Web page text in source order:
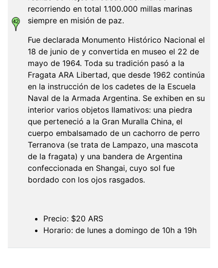
recorriendo en total 1.100.000 millas marinas
siempre en misión de paz.
Fue declarada Monumento Histórico Nacional el
18 de junio de y convertida en museo el 22 de
mayo de 1964. Toda su tradición pasó a la
Fragata ARA Libertad, que desde 1962 continúa
en la instrucción de los cadetes de la Escuela
Naval de la Armada Argentina. Se exhiben en su
interior varios objetos llamativos: una piedra
que perteneció a la Gran Muralla China, el
cuerpo embalsamado de un cachorro de perro
Terranova (se trata de Lampazo, una mascota
de la fragata) y una bandera de Argentina
confeccionada en Shangai, cuyo sol fue
bordado con los ojos rasgados.
Precio: $20 ARS
Horario: de lunes a domingo de 10h a 19h